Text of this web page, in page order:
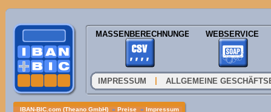
MASSENBERECHNUNGEN WEBSERVICE
IMPRESSUM ALLGEMEINE
IBAN-BIC.com (Theano GmbH) » Preise » Impressum